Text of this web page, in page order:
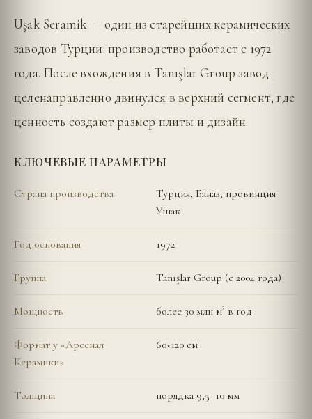
Uşak Seramik — один из старейших керамических
заводов Турции: производство работает с 1972
года. После вхождения в Tanışlar Group завод
целенаправленно двинулся в верхний сегмент, где
ценность создают размер плиты и дизайн.
КЛЮЧЕВЫЕ ПАРАМЕТРЫ
Страна производства
Турция, Баназ, провинция
Ушак
Год основания 1972
Группа Tanışlar Group (с 2004 года)
Мощность более 30 млн м² в год
Формат у «Арсенал
Керамики»
60×120 см
Толщина порядка 9,5–10 мм